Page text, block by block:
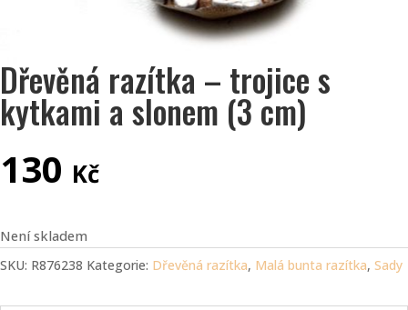
Dřevěná razítka – trojice s
kytkami a slonem (3 cm)
130 Kč
Není skladem
SKU: R876238 Kategorie: Dřevěná razítka, Malá bunta razítka, Sady